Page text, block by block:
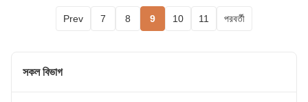
Prev 7 8 9 10 11 পরবর্তী
সকল বিভাগ